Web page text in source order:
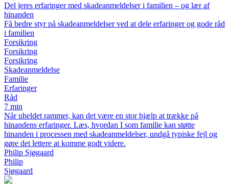
Del jeres erfaringer med skadeanmeldelser i familien – og lær af
hinanden
Få bedre styr på skadeanmeldelser ved at dele erfaringer og gode råd
i familien
Forsikring
Forsikring
Forsikring
Skadeanmeldelse
Familie
Erfaringer
Råd
7 min
Når uheldet rammer, kan det være en stor hjælp at trække på
hinandens erfaringer. Læs, hvordan I som familie kan støtte
hinanden i processen med skadeanmeldelser, undgå typiske fejl og
gøre det lettere at komme godt videre.
Philip Sjøgaard
Philip
Sjøgaard